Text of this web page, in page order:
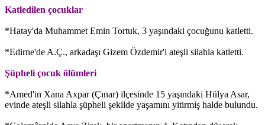
Katledilen çocuklar
*Hatay'da Muhammet Emin Tortuk, 3 yaşındaki çocuğunu katletti.
*Edirne'de A.Ç., arkadaşı Gizem Özdemir'i ateşli silahla katletti.
Şüpheli çocuk ölümleri
*Amed'in Xana Axpar (Çınar) ilçesinde 15 yaşındaki Hülya Asar,
evinde ateşli silahla şüpheli şekilde yaşamını yitirmiş halde bulundu.